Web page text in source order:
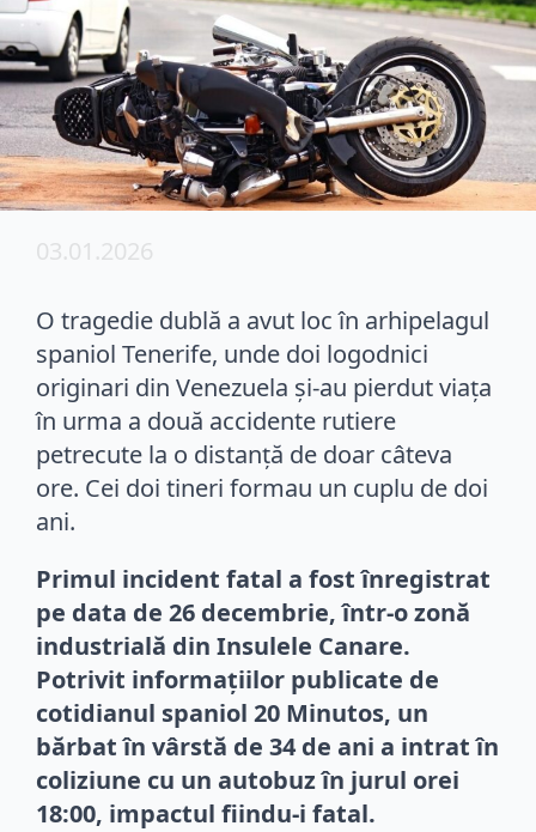
03.01.2026
O tragedie dublă a avut loc în arhipelagul
spaniol Tenerife, unde doi logodnici
originari din Venezuela și-au pierdut viața
în urma a două accidente rutiere
petrecute la o distanță de doar câteva
ore. Cei doi tineri formau un cuplu de doi
ani.
Primul incident fatal a fost înregistrat
pe data de 26 decembrie, într-o zonă
industrială din Insulele Canare.
Potrivit informațiilor publicate de
cotidianul spaniol 20 Minutos, un
bărbat în vârstă de 34 de ani a intrat în
coliziune cu un autobuz în jurul orei
18:00, impactul fiindu-i fatal.